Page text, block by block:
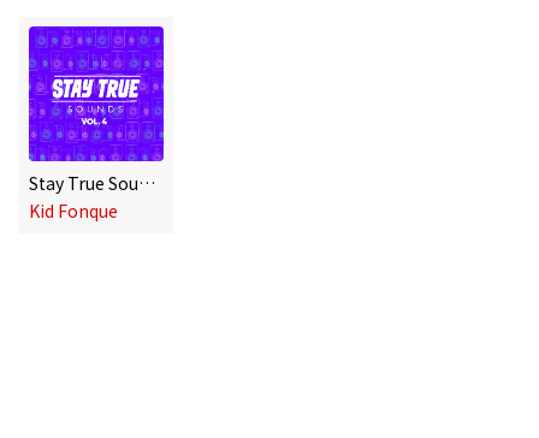
Stay True Sounds Vol.4 Compiled By Kid Fonque
Kid Fonque